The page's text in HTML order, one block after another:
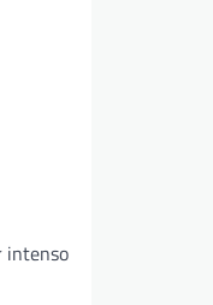
intenso